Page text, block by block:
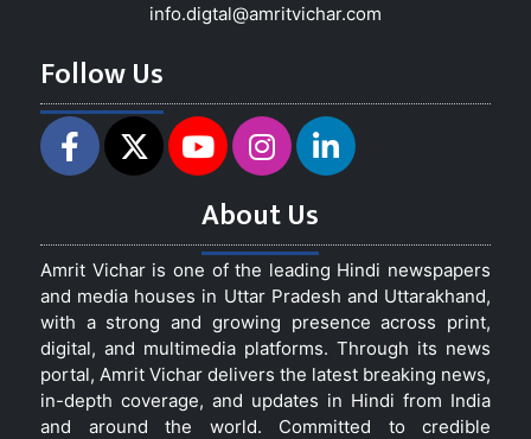
info.digtal@amritvichar.com
Follow Us
About Us
Amrit Vichar is one of the leading Hindi newspapers
and media houses in Uttar Pradesh and Uttarakhand,
with a strong and growing presence across print,
digital, and multimedia platforms. Through its news
portal, Amrit Vichar delivers the latest breaking news,
in-depth coverage, and updates in Hindi from India
and around the world. Committed to credible